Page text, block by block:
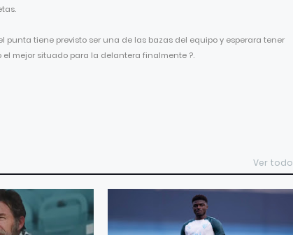
el punta tiene previsto ser una de las bazas del equipo y esperara tener
mejor situado para la delantera finalmente ?.
Ver todo